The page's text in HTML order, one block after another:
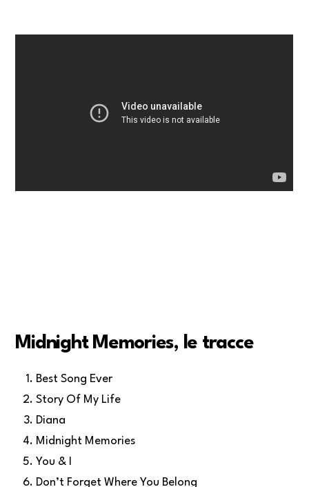
Midnight Memories, le tracce
Best Song Ever
Story Of My Life
Diana
Midnight Memories
You & I
Don’t Forget Where You Belong